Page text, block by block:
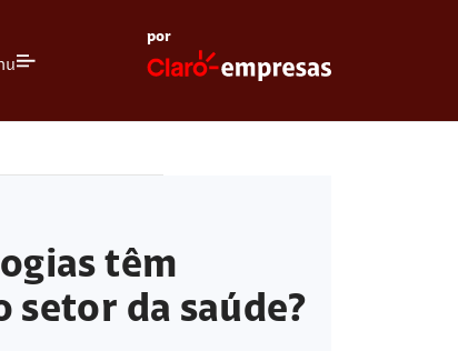
por
têm
da saúde?